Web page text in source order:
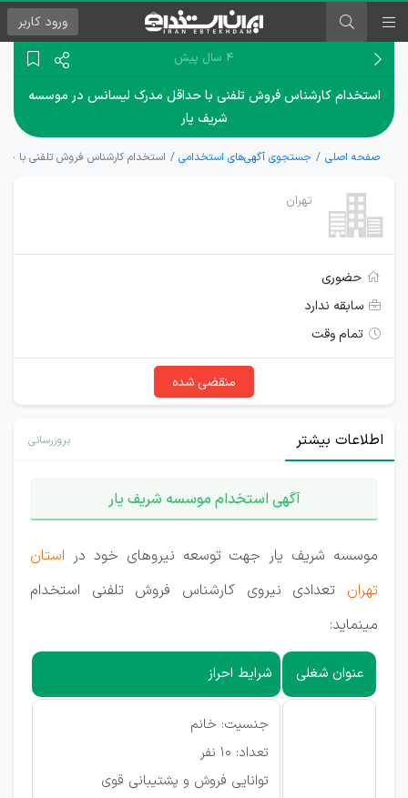
ورود کاربر
۴ سال پیش
استخدام کارشناس فروش تلفنی با حداقل مدرک لیسانس در موسسه
شریف یار
صفحه اصلی جستجوی آگهی‌های استخدامی استخدام کارشناس فروش تلفنی با
تهران
حضوری
سابقه ندارد
تمام وقت
منقضی شده
اطلاعات بیشتر بروزرسانی
آگهی استخدام موسسه شریف یار
موسسه شریف یار جهت توسعه نیروهای خود در استان
تهران تعدادی نیروی کارشناس فروش تلفنی استخدام
مینماید:
عنوان شغلی شرایط احراز
جنسیت: خانم
تعداد: 10 نفر
توانایی فروش و پشتیبانی قوی